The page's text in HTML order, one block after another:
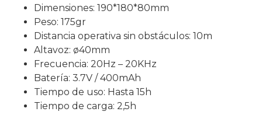
Dimensiones: 190*180*80mm
Peso: 175gr
Distancia operativa sin obstáculos: 10m
Altavoz: ø40mm
Frecuencia: 20Hz – 20KHz
Batería: 3.7V / 400mAh
Tiempo de uso: Hasta 15h
Tiempo de carga: 2,5h